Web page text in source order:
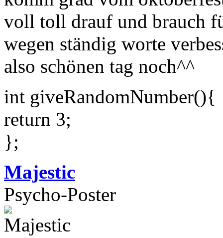
voll toll drauf und brauch
wegen ständig worte
also schönen tag noch^^
int giveRandomNumber(){
return 3;
};
Majestic
Psycho-Poster